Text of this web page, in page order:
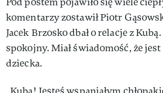
komentarzy zostawił Piotr
Jacek Brzosko dbał o relacje z
spokojny. Miał świadomość, że
dziecka.